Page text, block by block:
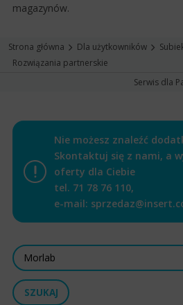
magazynów.
Strona główna Dla użytkowników
Rozwiązania partnerskie
Serwis dla
Nie możesz znaleźć
Skontaktuj się z nami, a
oferty dla Ciebie
tel. 71 78 76 110,
e-mail: